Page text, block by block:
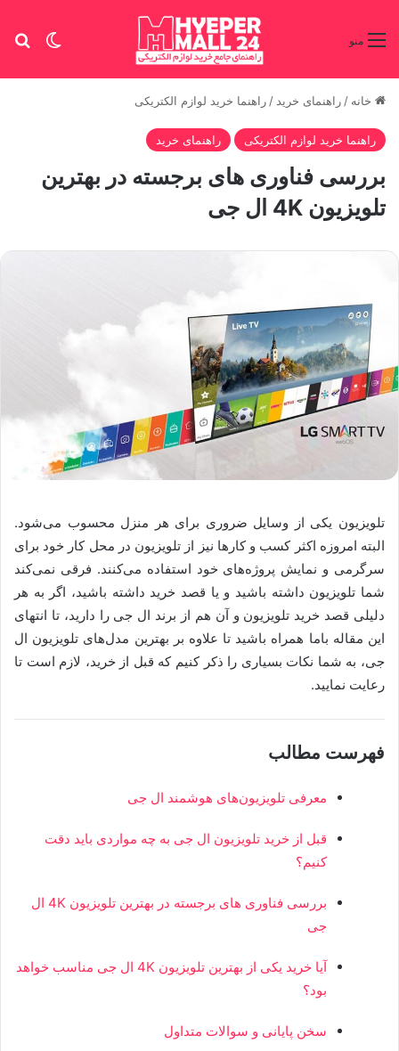
تغییر منو
خانه / راهنمای خرید / راهنما خرید لوازم الکتریکی
راهنما خرید لوازم الکتریکی راهنمای خرید
بررسی فناوری های برجسته در بهترین
تلویزیون 4K ال جی
تلویزیون یکی از وسایل ضروری برای هر منزل محسوب می‌شود.
البته امروزه اکثر کسب و کارها نیز از تلویزیون در محل کار خود برای
سرگرمی و نمایش پروژه‌های خود استفاده می‌کنند. فرقی نمی‌کند
شما تلویزیون داشته باشید و یا قصد خرید داشته باشید، اگر به هر
دلیلی قصد خرید تلویزیون و آن هم از برند ال‌ جی را دارید، تا انتهای
این مقاله باما همراه باشید تا علاوه بر بهترین مدل‌های تلویزیون ال
جی، به شما نکات بسیاری را ذکر کنیم که قبل از خرید، لازم است تا
رعایت نمایید.
فهرست مطالب
معرفی تلویزیون‌های هوشمند ال‌ جی
قبل از خرید تلویزیون ال‌ جی به چه مواردی باید دقت
کنیم؟
بررسی فناوری های برجسته در بهترین تلویزیون 4K ال
جی
آیا خرید یکی از بهترین تلویزیون 4K ال جی مناسب خواهد
بود؟
سخن پایانی و سوالات متداول